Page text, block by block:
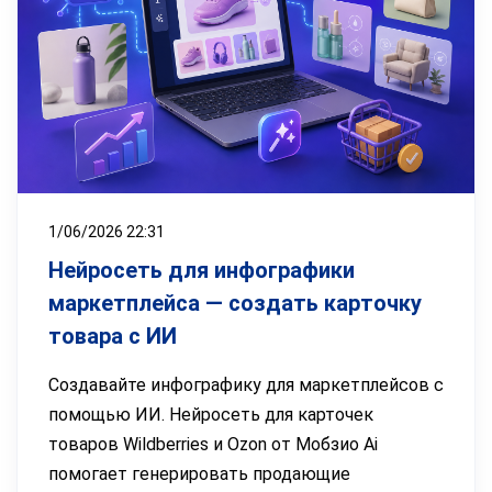
1/06/2026 22:31
Нейросеть для инфографики
маркетплейса — создать карточку
товара с ИИ
Создавайте инфографику для маркетплейсов с
помощью ИИ. Нейросеть для карточек
товаров Wildberries и Ozon от Мобзио Ai
помогает генерировать продающие